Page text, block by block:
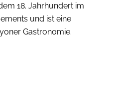
18. Jahrhundert im
und ist eine
Gastronomie.